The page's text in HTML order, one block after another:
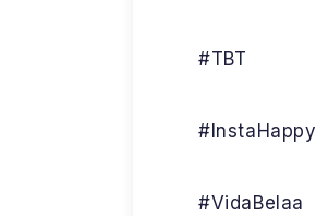
#TBT
#InstaHappy
#VidaBelaa